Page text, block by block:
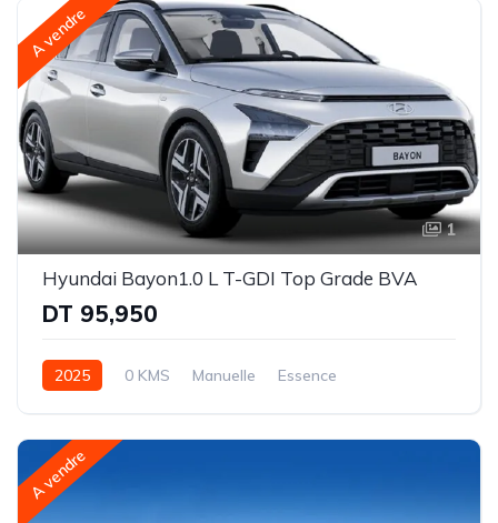
A vendre
1
Hyundai Bayon1.0 L T-GDI Top Grade BVA
DT 95,950
2025 0 KMS Manuelle
Essence
A vendre